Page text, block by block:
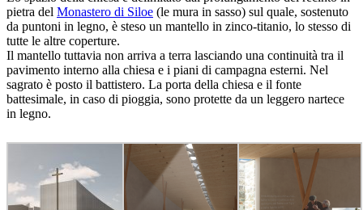
pietra del Monastero di Siloe (le mura in sasso) sul quale, sostenuto
da puntoni in legno, è steso un mantello in zinco-titanio, lo stesso di
tutte le altre coperture.
Il mantello tuttavia non arriva a terra lasciando una continuità tra il
pavimento interno alla chiesa e i piani di campagna esterni. Nel
sagrato è posto il battistero. La porta della chiesa e il fonte
battesimale, in caso di pioggia, sono protette da un leggero nartece
in legno.